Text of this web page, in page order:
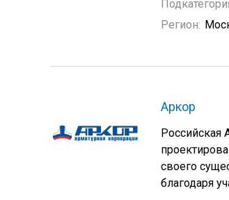
Регион:
Аркор
Российская
своего
благодаря